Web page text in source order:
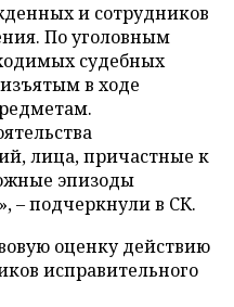
и сотрудников
По уголовным
судебных
в ходе
лица, причастные к
эпизоды
– подчеркнули в СК.
оценку действию
исправительного